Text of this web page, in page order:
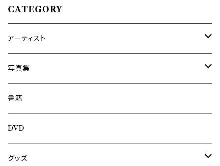
CATEGORY
アーティスト
内海利勝
南博
ASA-CHANG
Jun Kawabata
写真集
Jun Kawabata
旅の記憶
書籍
DVD
グッズ